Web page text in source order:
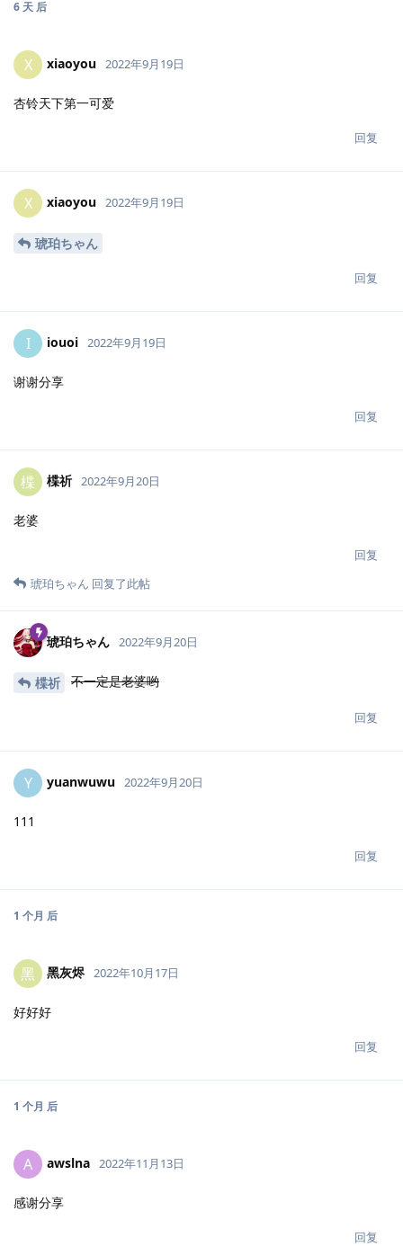
6 天 后
X xiaoyou 2022年9月19日
杏铃天下第一可爱
回复
X xiaoyou 2022年9月19日
琥珀ちゃん
回复
I iouoi 2022年9月19日
谢谢分享
回复
楪 楪祈 2022年9月20日
老婆
回复
琥珀ちゃん 回复了此帖
琥珀ちゃん 2022年9月20日
楪祈 不一定是老婆哟
回复
Y yuanwuwu 2022年9月20日
111
回复
1 个月 后
黑 黑灰烬 2022年10月17日
好好好
回复
1 个月 后
A awslna 2022年11月13日
感谢分享
回复